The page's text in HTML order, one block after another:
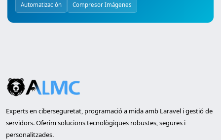
Automatización Compresor Imágenes
Experts en ciberseguretat, programació a mida amb Laravel i gestió de
servidors. Oferim solucions tecnològiques robustes, segures i
personalitzades.